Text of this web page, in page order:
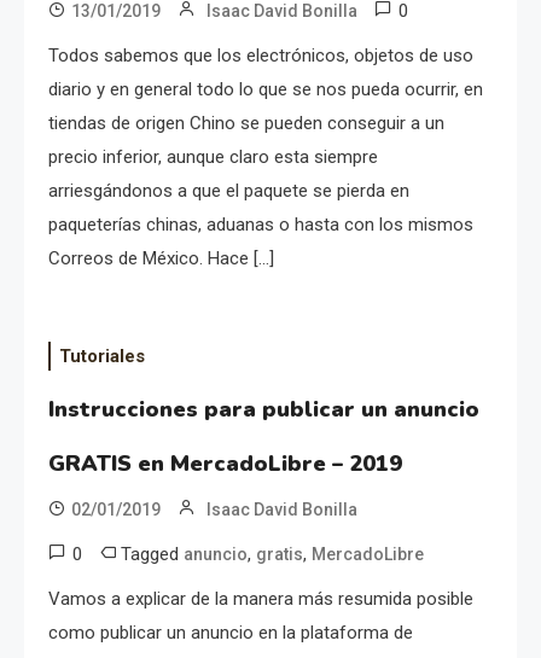
13/01/2019 Isaac David Bonilla 0
Todos sabemos que los electrónicos, objetos de uso
diario y en general todo lo que se nos pueda ocurrir, en
tiendas de origen Chino se pueden conseguir a un
precio inferior, aunque claro esta siempre
arriesgándonos a que el paquete se pierda en
paqueterías chinas, aduanas o hasta con los mismos
Correos de México. Hace […]
Tutoriales
Instrucciones para publicar un anuncio
GRATIS en MercadoLibre – 2019
02/01/2019 Isaac David Bonilla
0 Tagged anuncio, gratis, MercadoLibre
Vamos a explicar de la manera más resumida posible
como publicar un anuncio en la plataforma de